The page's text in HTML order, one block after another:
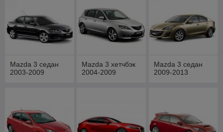
Mazda 3 седан
2003-2009
Mazda 3 хетчбэк
2004-2009
Mazda 3 седан
2009-2013